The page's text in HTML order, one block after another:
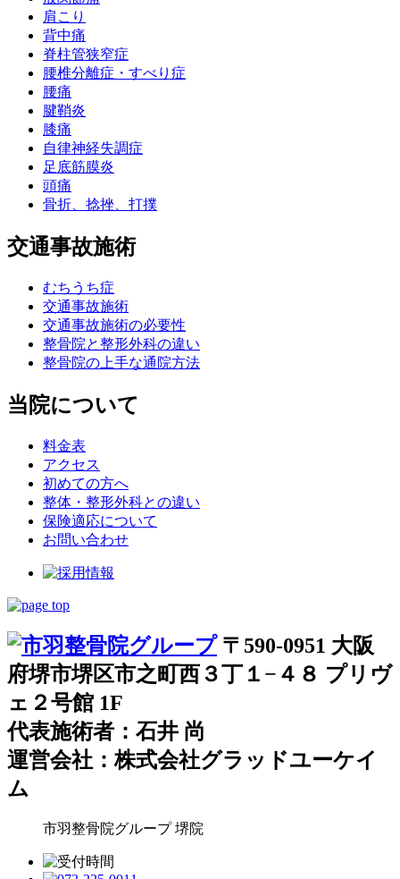
肩こり
背中痛
脊柱管狭窄症
腰椎分離症・すべり症
腰痛
腱鞘炎
膝痛
自律神経失調症
足底筋膜炎
頭痛
骨折、捻挫、打撲
交通事故施術
むちうち症
交通事故施術
交通事故施術の必要性
整骨院と整形外科の違い
整骨院の上手な通院方法
当院について
料金表
アクセス
初めての方へ
整体・整形外科との違い
保険適応について
お問い合わせ
〒590-0951 大阪
府堺市堺区市之町西３丁１−４８ プリヴ
ェ２号館 1F
代表施術者：石井 尚
運営会社：株式会社グラッドユーケイ
ム
市羽整骨院グループ堺院